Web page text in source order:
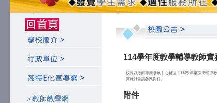
:::
＞教師教學網
:::
114學年度教學輔導教師實
校長及教師專業發展中心辦理「114學年度教學輔導
實施計畫請參閱附件。
附件